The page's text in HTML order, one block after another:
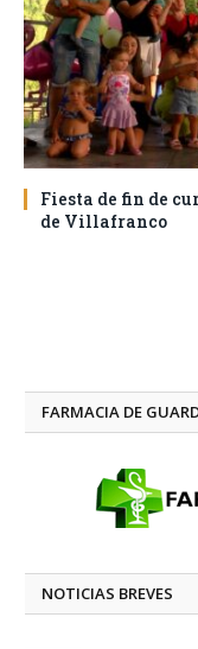
Fiesta de fin de
de Villafranco
FARMACIA DE
NOTICIAS BREVES